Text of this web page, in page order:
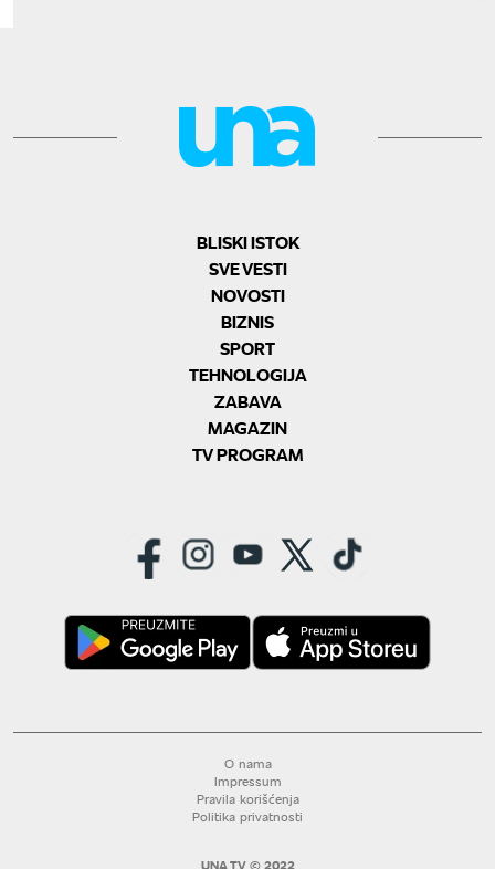
BLISKI ISTOK
SVE VESTI
NOVOSTI
BIZNIS
SPORT
TEHNOLOGIJA
ZABAVA
MAGAZIN
TV PROGRAM
O nama
Impressum
Pravila korišćenja
Politika privatnosti